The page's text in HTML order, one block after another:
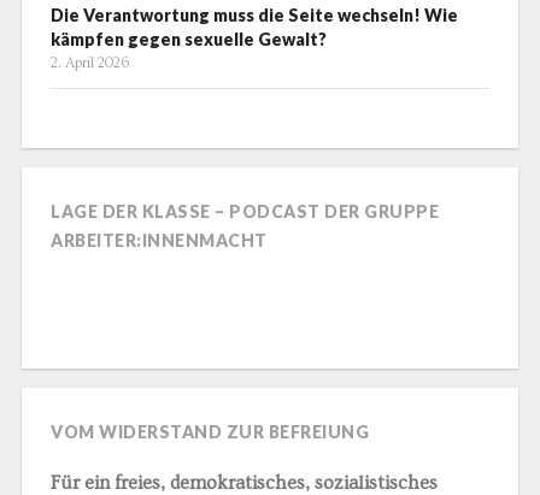
Die Verantwortung muss die Seite wechseln! Wie
kämpfen gegen sexuelle Gewalt?
2. April 2026
LAGE DER KLASSE – PODCAST DER GRUPPE
ARBEITER:INNENMACHT
VOM WIDERSTAND ZUR BEFREIUNG
Für ein freies, demokratisches, sozialistisches